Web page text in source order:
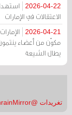
2026-04-22
الاعتقالات في الإمارات
2026-04-21
مكوّن من أعضاء
يطال الشيعة
تغريدات @BahrainMirror